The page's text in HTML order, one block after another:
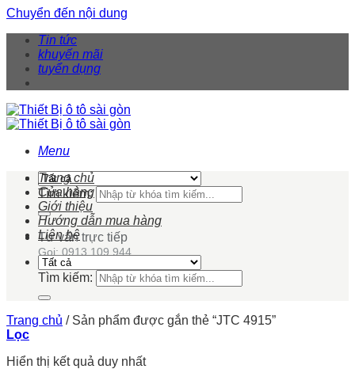
Chuyển đến nội dung
Tin tức
khuyến mãi
tuyển dụng
Menu
Tìm kiếm:
Tư vấn trực tiếp
Gọi: 0913 109 944
Trang chủ
Cửa hàng
Giới thiệu
Hướng dẫn mua hàng
Liên hệ
Tìm kiếm:
Trang chủ /Sản phẩm được gắn thẻ “JTC 4915”
Lọc
Hiển thị kết quả duy nhất